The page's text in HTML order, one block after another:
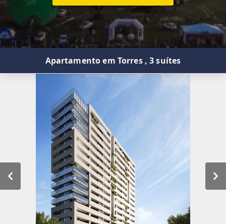
Apartamento em Torres , 3 suítes